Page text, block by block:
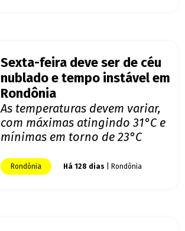
Sexta-feira deve ser de céu
nublado e tempo instável em
Rondônia
As temperaturas devem variar,
com máximas atingindo 31°C e
mínimas em torno de 23°C
Rondônia Há 128 dias | Rondônia